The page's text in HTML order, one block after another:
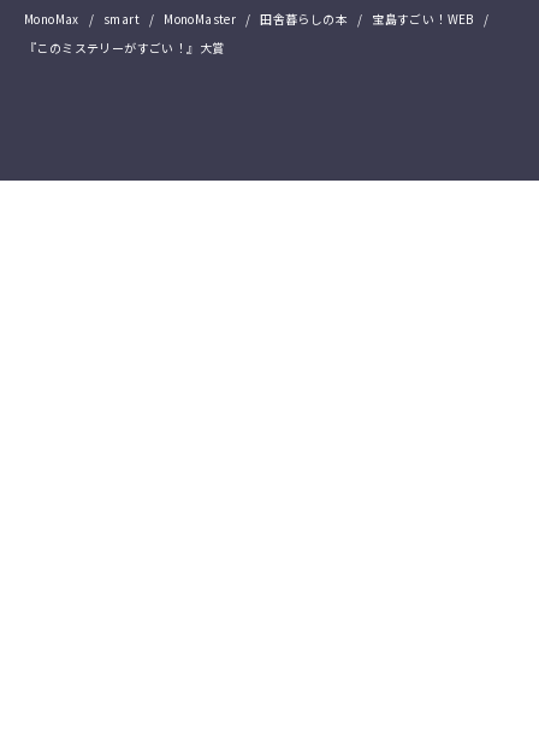
MonoMax
smart MonoMaster 田舎暮らしの本
宝島すごい！WEB
『このミステリーがすごい！』大賞